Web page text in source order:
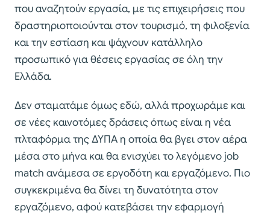
που αναζητούν εργασία, με τις επιχειρήσεις που
δραστηριοποιούνται στον τουρισμό, τη φιλοξενία
και την εστίαση και ψάχνουν κατάλληλο
προσωπικό για θέσεις εργασίας σε όλη την
Ελλάδα.
Δεν σταματάμε όμως εδώ, αλλά προχωράμε και
σε νέες καινοτόμες δράσεις όπως είναι η νέα
πλταφόρμα της ΔΥΠΑ η οποία θα βγει στον αέρα
μέσα στο μήνα και θα ενισχύει το λεγόμενο job
match ανάμεσα σε εργοδότη και εργαζόμενο. Πιο
συγκεκριμένα θα δίνει τη δυνατότητα στον
εργαζόμενο, αφού κατεβάσει την εφαρμογή